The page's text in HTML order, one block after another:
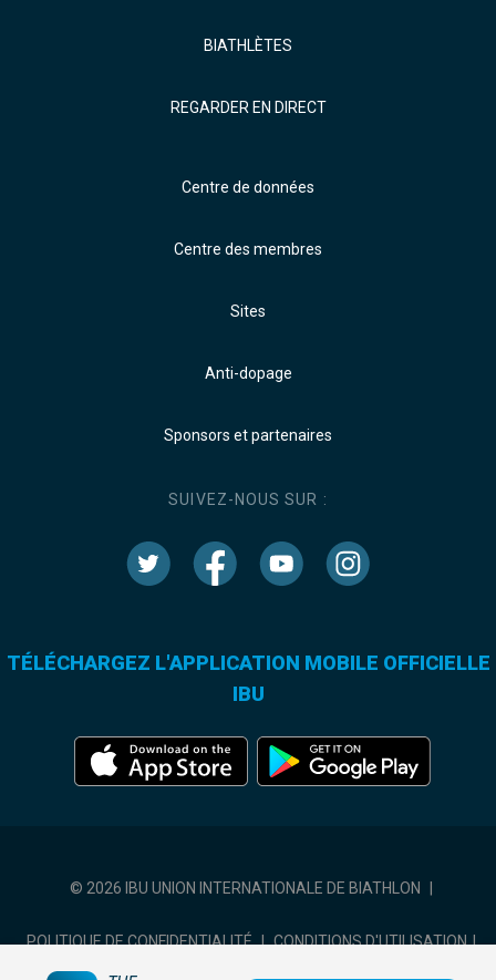
BIATHLÈTES
REGARDER EN DIRECT
Centre de données
Centre des membres
Sites
Anti-dopage
Sponsors et partenaires
SUIVEZ-NOUS SUR :
TÉLÉCHARGEZ L'APPLICATION MOBILE OFFICIELLE
IBU
© 2026 IBU UNION INTERNATIONALE DE BIATHLON
POLITIQUE DE CONFIDENTIALITÉ | CONDITIONS D'UTILISATION |